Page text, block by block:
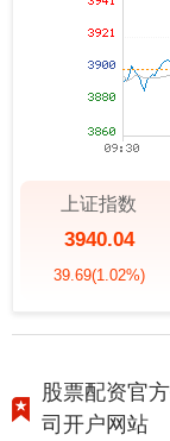
上证指数
3940.04
39.69(1.02%)
股票配资官
司开户网站